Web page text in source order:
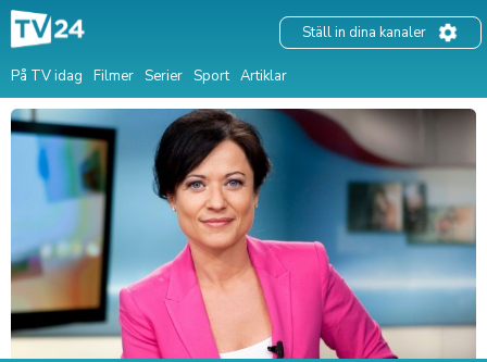
På TV idag Filmer Serier Sport Artiklar
Ställ in dina kanaler